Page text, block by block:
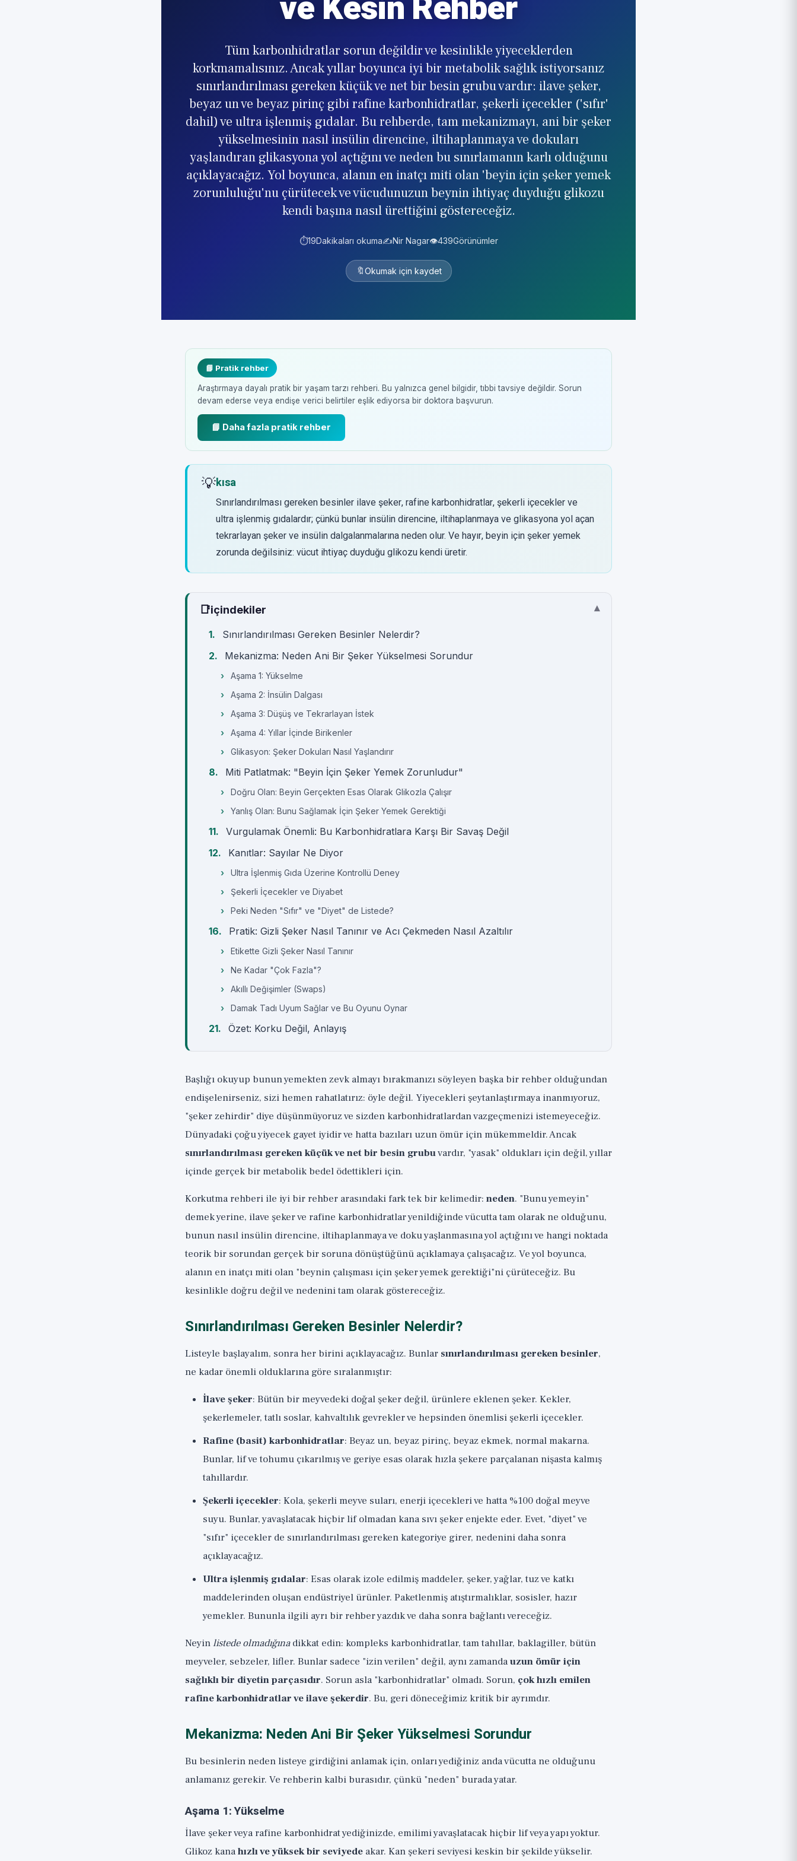
Tüm karbonhidratlar sorun değildir ve kesinlikle yiyeceklerden
korkmamalısınız. Ancak yıllar boyunca iyi bir metabolik sağlık istiyorsanız
sınırlandırılması gereken küçük ve net bir besin grubu vardır: ilave şeker,
beyaz un ve beyaz pirinç gibi rafine karbonhidratlar, şekerli içecekler ('sıfır'
dahil) ve ultra işlenmiş gıdalar. Bu rehberde, tam mekanizmayı, ani bir şeker
yükselmesinin nasıl insülin direncine, iltihaplanmaya ve dokuları
yaşlandıran glikasyona yol açtığını ve neden bu sınırlamanın karlı olduğunu
açıklayacağız. Yol boyunca, alanın en inatçı miti olan 'beyin için şeker yemek
zorunluluğu'nu çürütecek ve vücudunuzun beynin ihtiyaç duyduğu glikozu
kendi başına nasıl ürettiğini göstereceğiz.
⏱️19Dakikaları okuma✍️Nir Nagar👁️439Görünümler
🔖Okumak için kaydet
📘 Pratik rehber
Araştırmaya dayalı pratik bir yaşam tarzı rehberi. Bu yalnızca genel bilgidir, tıbbi tavsiye değildir. Sorun
devam ederse veya endişe verici belirtiler eşlik ediyorsa bir doktora başvurun.
📘 Daha fazla pratik rehber
💡kısa
Sınırlandırılması gereken besinler ilave şeker, rafine karbonhidratlar, şekerli içecekler ve
ultra işlenmiş gıdalardır; çünkü bunlar insülin direncine, iltihaplanmaya ve glikasyona yol açan
tekrarlayan şeker ve insülin dalgalanmalarına neden olur. Ve hayır, beyin için şeker yemek
zorunda değilsiniz: vücut ihtiyaç duyduğu glikozu kendi üretir.
📑içindekiler ▾
Sınırlandırılması Gereken Besinler Nelerdir?
Mekanizma: Neden Ani Bir Şeker Yükselmesi Sorundur
Aşama 1: Yükselme
Aşama 2: İnsülin Dalgası
Aşama 3: Düşüş ve Tekrarlayan İstek
Aşama 4: Yıllar İçinde Birikenler
Glikasyon: Şeker Dokuları Nasıl Yaşlandırır
Miti Patlatmak: "Beyin İçin Şeker Yemek Zorunludur"
Doğru Olan: Beyin Gerçekten Esas Olarak Glikozla Çalışır
Yanlış Olan: Bunu Sağlamak İçin Şeker Yemek Gerektiği
Vurgulamak Önemli: Bu Karbonhidratlara Karşı Bir Savaş Değil
Kanıtlar: Sayılar Ne Diyor
Ultra İşlenmiş Gıda Üzerine Kontrollü Deney
Şekerli İçecekler ve Diyabet
Peki Neden "Sıfır" ve "Diyet" de Listede?
Pratik: Gizli Şeker Nasıl Tanınır ve Acı Çekmeden Nasıl Azaltılır
Etikette Gizli Şeker Nasıl Tanınır
Ne Kadar "Çok Fazla"?
Akıllı Değişimler (Swaps)
Damak Tadı Uyum Sağlar ve Bu Oyunu Oynar
Özet: Korku Değil, Anlayış
Başlığı okuyup bunun yemekten zevk almayı bırakmanızı söyleyen başka bir rehber olduğundan
endişelenirseniz, sizi hemen rahatlatırız: öyle değil. Yiyecekleri şeytanlaştırmaya inanmıyoruz,
"şeker zehirdir" diye düşünmüyoruz ve sizden karbonhidratlardan vazgeçmenizi istemeyeceğiz.
Dünyadaki çoğu yiyecek gayet iyidir ve hatta bazıları uzun ömür için mükemmeldir. Ancak
sınırlandırılması gereken küçük ve net bir besin grubuvardır, "yasak" oldukları için değil, yıllar
içinde gerçek bir metabolik bedel ödettikleri için.
Korkutma rehberi ile iyi bir rehber arasındaki fark tek bir kelimedir: neden. "Bunu yemeyin"
demek yerine, ilave şeker ve rafine karbonhidratlar yenildiğinde vücutta tam olarak ne olduğunu,
bunun nasıl insülin direncine, iltihaplanmaya ve doku yaşlanmasına yol açtığını ve hangi noktada
teorik bir sorundan gerçek bir soruna dönüştüğünü açıklamaya çalışacağız. Ve yol boyunca,
alanın en inatçı miti olan "beynin çalışması için şeker yemek gerektiği"ni çürüteceğiz. Bu
kesinlikle doğru değil ve nedenini tam olarak göstereceğiz.
Sınırlandırılması Gereken Besinler Nelerdir?
Listeyle başlayalım, sonra her birini açıklayacağız. Bunlar sınırlandırılması gereken besinler,
ne kadar önemli olduklarına göre sıralanmıştır:
İlave şeker: Bütün bir meyvedeki doğal şeker değil, ürünlere eklenen şeker. Kekler,
şekerlemeler, tatlı soslar, kahvaltılık gevrekler ve hepsinden önemlisi şekerli içecekler.
Rafine (basit) karbonhidratlar: Beyaz un, beyaz pirinç, beyaz ekmek, normal makarna.
Bunlar, lif ve tohumu çıkarılmış ve geriye esas olarak hızla şekere parçalanan nişasta kalmış
tahıllardır.
Şekerli içecekler: Kola, şekerli meyve suları, enerji içecekleri ve hatta %100 doğal meyve
suyu. Bunlar, yavaşlatacak hiçbir lif olmadan kana sıvı şeker enjekte eder. Evet, "diyet" ve
"sıfır" içecekler de sınırlandırılması gereken kategoriye girer, nedenini daha sonra
açıklayacağız.
Ultra işlenmiş gıdalar: Esas olarak izole edilmiş maddeler, şeker, yağlar, tuz ve katkı
maddelerinden oluşan endüstriyel ürünler. Paketlenmiş atıştırmalıklar, sosisler, hazır
yemekler. Bununla ilgili ayrı bir rehber yazdık ve daha sonra bağlantı vereceğiz.
Neyinlistede olmadığınadikkat edin: kompleks karbonhidratlar, tam tahıllar, baklagiller, bütün
meyveler, sebzeler, lifler. Bunlar sadece "izin verilen" değil, aynı zamandauzun ömür için
sağlıklı bir diyetin parçasıdır. Sorun asla "karbonhidratlar" olmadı. Sorun, çok hızlı emilen
rafine karbonhidratlar ve ilave şekerdir. Bu, geri döneceğimiz kritik bir ayrımdır.
Mekanizma: Neden Ani Bir Şeker Yükselmesi Sorundur
Bu besinlerin neden listeye girdiğini anlamak için, onları yediğiniz anda vücutta ne olduğunu
anlamanız gerekir. Ve rehberin kalbi burasıdır, çünkü "neden" burada yatar.
Aşama 1: Yükselme
İlave şeker veya rafine karbonhidrat yediğinizde, emilimi yavaşlatacak hiçbir lif veya yapı yoktur.
Glikoz kanahızlı ve yüksek bir seviyede akar. Kan şekeri seviyesi keskin bir şekilde yükselir.